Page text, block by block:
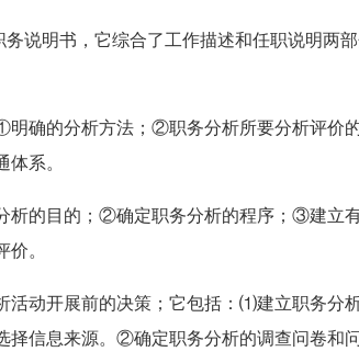
务说明书，它综合了工作描述和任职说明两
明确的分析方法；②职务分析所要分析评价
系。
析的目的；②确定职务分析的程序；③建立
。
活动开展前的决策；它包括：⑴建立职务分
信息来源。②确定职务分析的调查问卷和